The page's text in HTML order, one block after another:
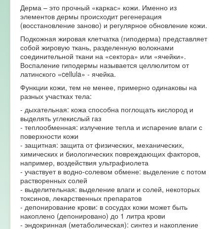
Дерма – это прочный «каркас» кожи. Именно из
элементов дермы происходит регенерация
(восстановление заново) и регулярное обновление кожи.
Подкожная жировая клетчатка (гиподерма) представляет
собой жировую ткань, разделенную волокнами
соединительной ткани на «сектора» или «ячейки».
Воспаление гиподермы называется целлюлитом от
латинского «cellula» - ячейка.
Функции кожи, тем не менее, примерно одинаковы на
разных участках тела:
- дыхательная: кожа способна поглощать кислород и
выделять углекислый газ
- теплообменная: излучение тепла и испарение влаги с
поверхности кожи
- защитная: защита от физических, механических,
химических и биологических повреждающих факторов,
например, воздействия ультрафиолета
- участвует в водно-солевом обмене: выделение с потом
растворенных солей
- выделительная: выделение влаги и солей, некоторых
токсинов, лекарственных препаратов
- депонирование крови: в сосудах кожи может быть
накоплено (депонировано) до 1 литра крови
- эндокринная (метаболическая): синтез и накопление